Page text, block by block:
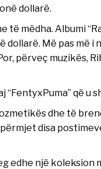
dollarë.
mëdha. Albumi
dollarë. Më pas më i
përveç muzikës,
“FentyxPuma” që u
dhe të
disa
edhe një koleksion